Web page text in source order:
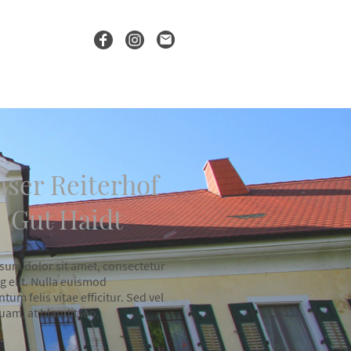
Reiterhof
Gut Haidt
dolor sit amet, consectetur
elit. Nulla euismod
felis vitae efficitur. Sed vel
at blandit leo.